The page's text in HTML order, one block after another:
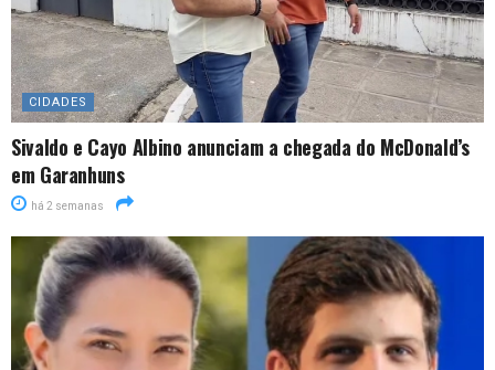
CIDADES
Sivaldo e Cayo Albino anunciam a chegada do McDonald’s
em Garanhuns
há 2 semanas